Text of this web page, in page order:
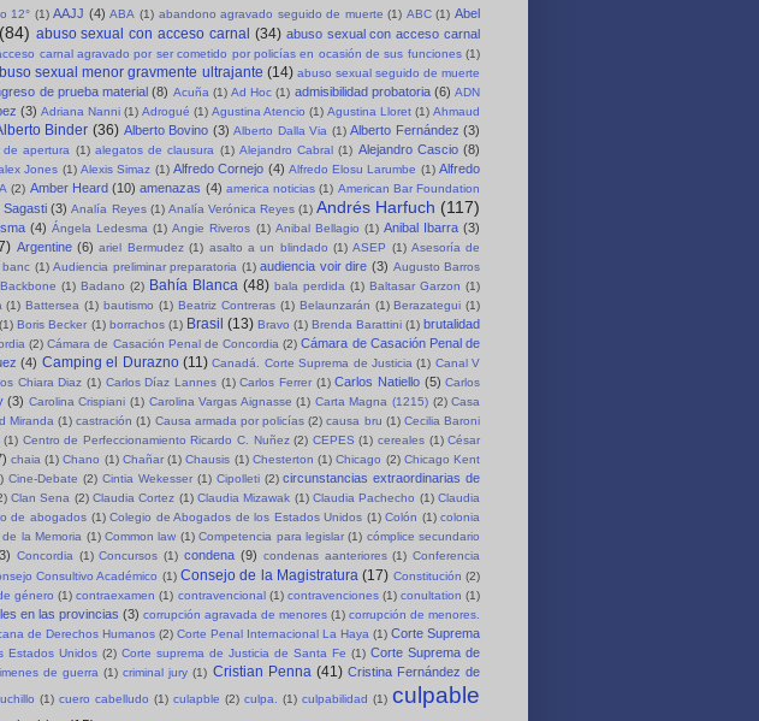
12° (1) AAJJ (4) ABA (1) abandono agravado seguido de muerte (1) ABC (1) Abel
(84) abuso sexual con acceso carnal (34) abuso sexual con acceso carnal
carnal agravado por ser cometido por policías en ocasión de sus funciones (1)
sexual menor gravmente ultrajante (14) abuso sexual seguido de muerte
de prueba material (8) Acuña (1) Ad Hoc (1) admisibilidad probatoria (6) ADN
(3) Adriana Nanni (1) Adrogué (1) Agustina Atencio (1) Agustina Lloret (1) Ahmaud
Binder (36) Alberto Bovino (3) Alberto Dalla Via (1) Alberto Fernández (3)
de apertura (1) alegatos de clausura (1) Alejandro Cabral (1) Alejandro Cascio (8)
Jones (1) Alexis Simaz (1) Alfredo Cornejo (4) Alfredo Elosu Larumbe (1) Alfredo
(2) Amber Heard (10) amenazas (4) america noticias (1) American Bar Foundation
Sagasti (3) Analía Reyes (1) Analía Verónica Reyes (1) Andrés Harfuch (117)
(4) Ángela Ledesma (1) Angie Riveros (1) Anibal Bellagio (1) Anibal Ibarra (3)
Argentine (6) ariel Bermudez (1) asalto a un blindado (1) ASEP (1) Asesoría de
(1) Audiencia preliminar preparatoria (1) audiencia voir dire (3) Augusto Barros
Backbone (1) Badano (2) Bahía Blanca (48) bala perdida (1) Baltasar Garzon (1)
(1) Battersea (1) bautismo (1) Beatriz Contreras (1) Belaunzarán (1) Berazategui (1)
(1) Boris Becker (1) borrachos (1) Brasil (13) Bravo (1) Brenda Barattini (1) brutalidad
(2) Cámara de Casación Penal de Concordia (2) Cámara de Casación Penal de
(4) Camping el Durazno (11) Canadá. Corte Suprema de Justicia (1) Canal V
Chiara Diaz (1) Carlos Díaz Lannes (1) Carlos Ferrer (1) Carlos Natiello (5) Carlos
(3) Carolina Crispiani (1) Carolina Vargas Aignasse (1) Carta Magna (1215) (2) Casa
Miranda (1) castración (1) Causa armada por policías (2) causa bru (1) Cecilia Baroni
(1) Centro de Perfeccionamiento Ricardo C. Nuñez (2) CEPES (1) cereales (1) César
chaia (1) Chano (1) Chañar (1) Chausis (1) Chesterton (1) Chicago (2) Chicago Kent
Cine-Debate (2) Cintia Wekesser (1) Cipolleti (2) circunstancias extraordinarias de
Clan Sena (2) Claudia Cortez (1) Claudia Mizawak (1) Claudia Pachecho (1) Claudia
de abogados (1) Colegio de Abogados de los Estados Unidos (1) Colón (1) colonia
la Memoria (1) Common law (1) Competencia para legislar (1) cómplice secundario
Concordia (1) Concursos (1) condena (9) condenas aanteriores (1) Conferencia
Consultivo Académico (1) Consejo de la Magistratura (17) Constitución (2)
género (1) contraexamen (1) contravencional (1) contravenciones (1) conultation (1)
en las provincias (3) corrupción agravada de menores (1) corrupción de menores.
de Derechos Humanos (2) Corte Penal Internacional La Haya (1) Corte Suprema
Estados Unidos (2) Corte suprema de Justicia de Santa Fe (1) Corte Suprema de
de guerra (1) criminal jury (1) Cristian Penna (41) Cristina Fernández de
(1) cuero cabelludo (1) culapble (2) culpa. (1) culpabilidad (1) culpable